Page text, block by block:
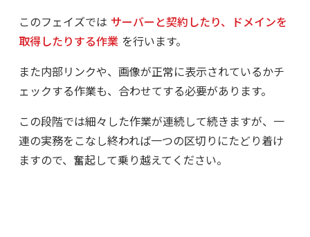
このフェイズでは サーバーと契約したり、ドメインを
取得したりする作業 を行います。
また内部リンクや、画像が正常に表示されているかチ
ェックする作業も、合わせてする必要があります。
この段階では細々した作業が連続して続きますが、一
連の実務をこなし終われば一つの区切りにたどり着け
ますので、奮起して乗り越えてください。